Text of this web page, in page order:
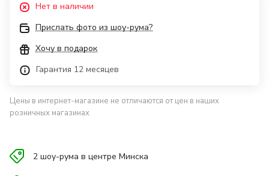
Нет в наличии
Прислать фото из шоу-рума?
Хочу в подарок
Гарантия 12 месяцев
Цены в интернет-магазине не отличаются от цен в наших
розничных магазинах
2 шоу-рума в центре Минска